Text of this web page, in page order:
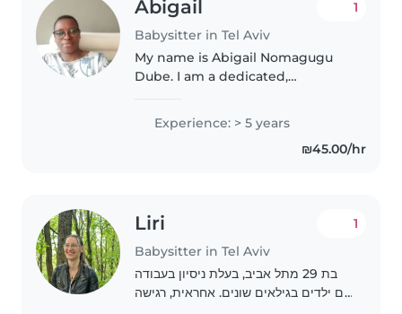
Abigail
Babysitter in Tel Aviv
1
My name is Abigail Nomagugu
Dube. I am a dedicated,
hardworking professional with
over 5 years of childcare
experience and 12 years of
Experience: > 5 years
₪45.00/hr
Liri
Babysitter in Tel Aviv
1
בת 29 מתל אביב, בעלת ניסיון בעבודה
עם ילדים בגילאים שונים. אחראית, רגישה